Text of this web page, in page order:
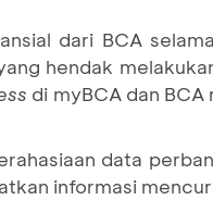
dari BCA
hendak
di myBCA dan
data
informasi